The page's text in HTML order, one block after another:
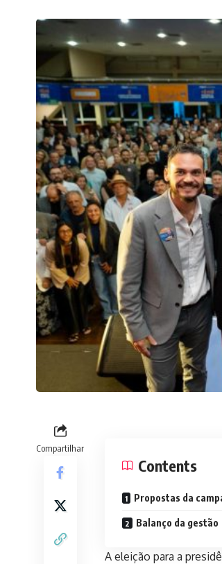
Compartilhar
Contents
Propostas da
Balanço da gestão
A eleição para a